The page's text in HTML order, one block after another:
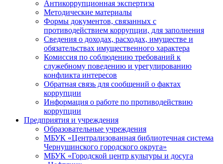
Антикоррупционная экспертиза
Методические материалы
Формы документов, связанных с
противодействием коррупции, для заполнения
Сведения о доходах, расходах, имуществе и
обязательствах имущественного характера
Комиссия по соблюдению требований к
служебному поведению и урегулированию
конфликта интересов
Обратная связь для сообщений о фактах
коррупции
Информация о работе по противодействию
коррупции
Предприятия и учреждения
Образовательные учреждения
МБУК «Централизованная библиотечная система
Чернушинского городского округа»
МБУК «Городской центр культуры и досуга